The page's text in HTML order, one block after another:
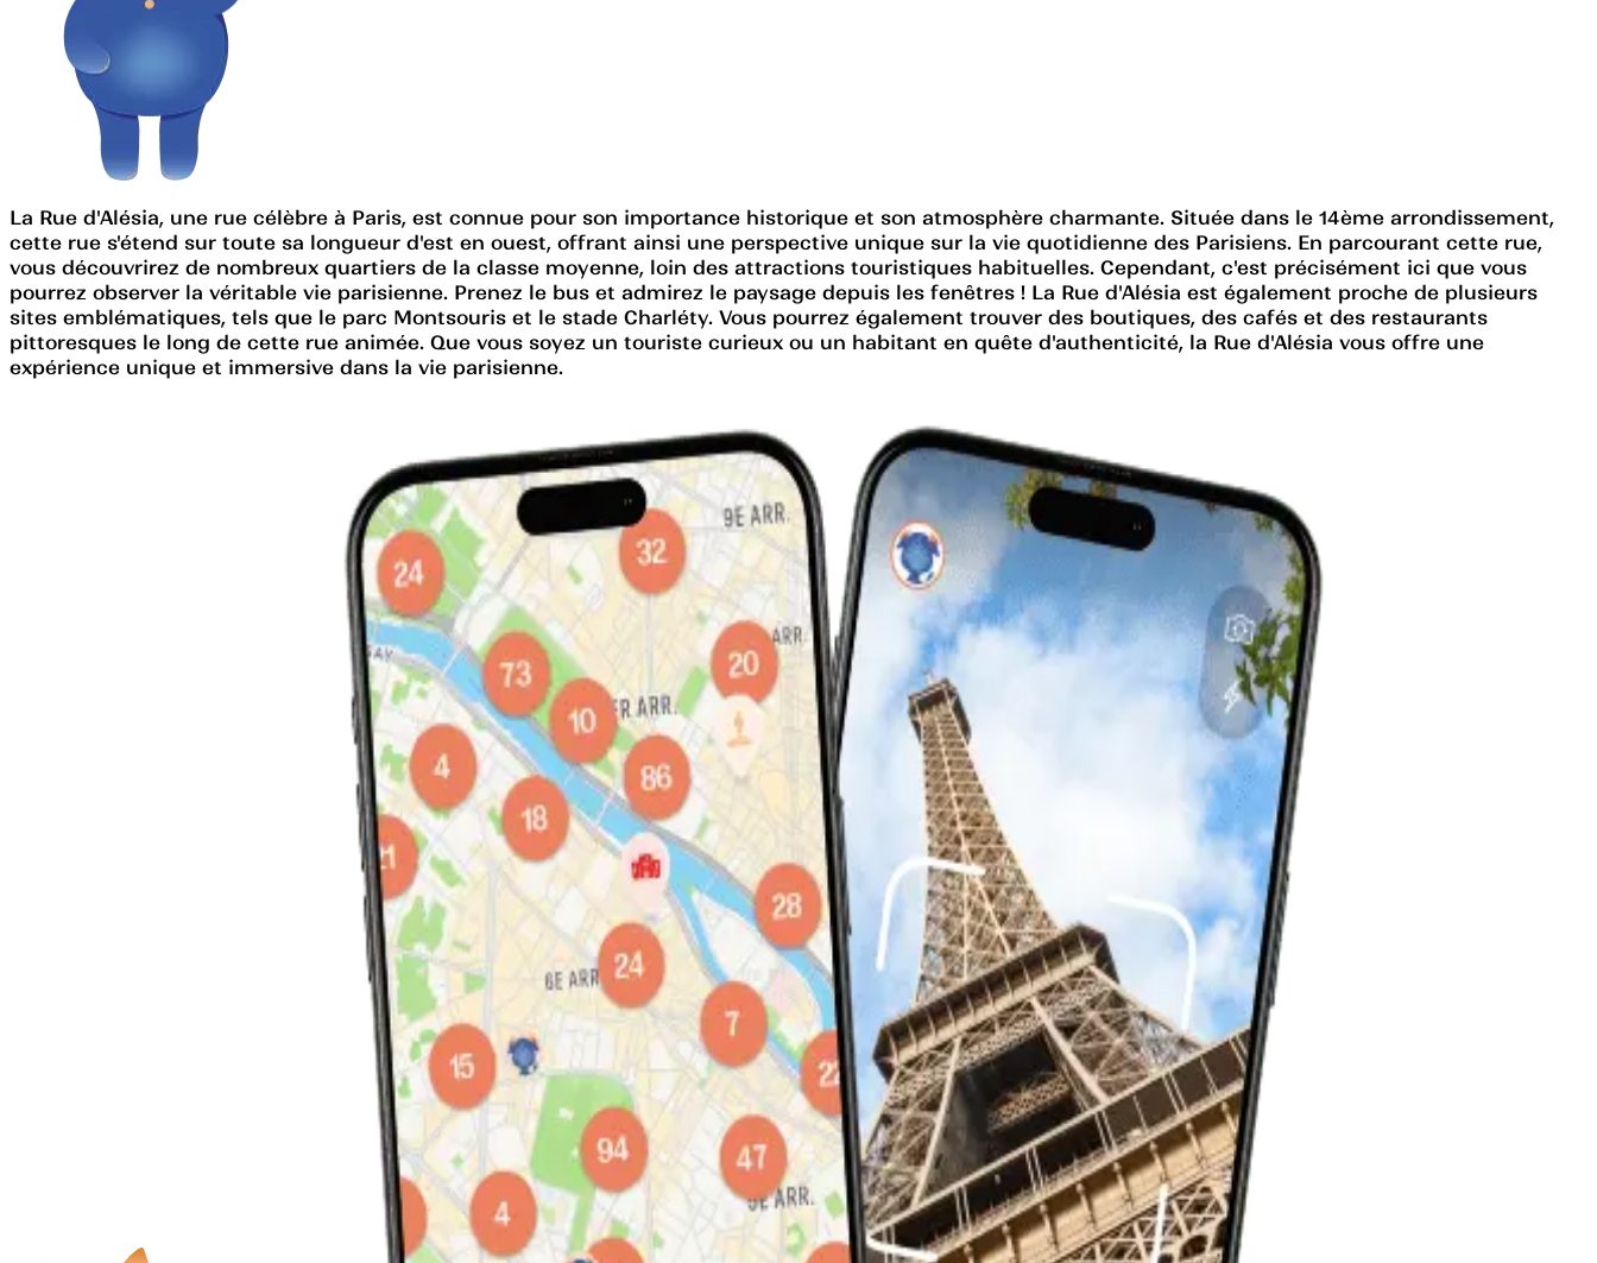
La Rue d'Alésia, une rue célèbre à Paris, est connue pour son importance historique et son atmosphère charmante. Située dans le 14ème arrondissement,
cette rue s'étend sur toute sa longueur d'est en ouest, offrant ainsi une perspective unique sur la vie quotidienne des Parisiens. En parcourant cette rue,
vous découvrirez de nombreux quartiers de la classe moyenne, loin des attractions touristiques habituelles. Cependant, c'est précisément ici que vous
pourrez observer la véritable vie parisienne. Prenez le bus et admirez le paysage depuis les fenêtres ! La Rue d'Alésia est également proche de plusieurs
sites emblématiques, tels que le parc Montsouris et le stade Charléty. Vous pourrez également trouver des boutiques, des cafés et des restaurants
pittoresques le long de cette rue animée. Que vous soyez un touriste curieux ou un habitant en quête d'authenticité, la Rue d'Alésia vous offre une
expérience unique et immersive dans la vie parisienne.